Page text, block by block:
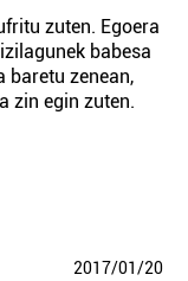
zuten. Egoera
babesa
baretu zenean,
zin egin zuten.
2017/01/20